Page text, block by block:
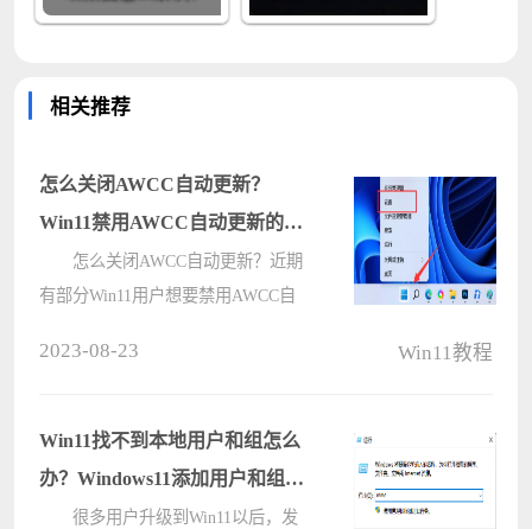
相关推荐
怎么关闭AWCC自动更新？
Win11禁用AWCC自动更新的方
怎么关闭AWCC自动更新？近期
有部分Win11用户想要禁用AWCC自
自动更新的方法，大家可以去尝试看
看。 ????
2023-08-23 Win11教程
Win11找不到本地用户和组怎么
办？Windows11添加用户和组方
很多用户升级到Win11以后，发